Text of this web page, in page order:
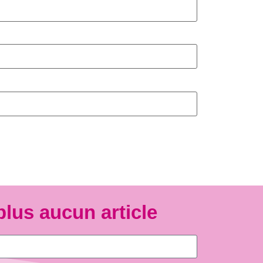
aucun article